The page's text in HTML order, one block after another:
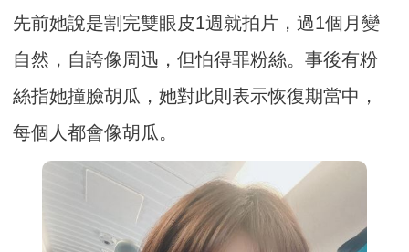
先前她說是割完雙眼皮1週就拍片，過1個月變
自然，自誇像周迅，但怕得罪粉絲。事後有粉
絲指她撞臉胡瓜，她對此則表示恢復期當中，
每個人都會像胡瓜。